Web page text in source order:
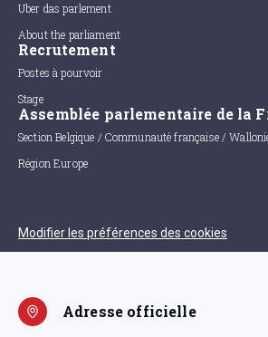
Uber das parlement
About the parliament
Recrutement
Postes à pourvoir
Stage
Assemblée parlementaire de la
Section Belgique / Communauté française /
Région Europe
Modifier les préférences des cookies
Adresse officielle